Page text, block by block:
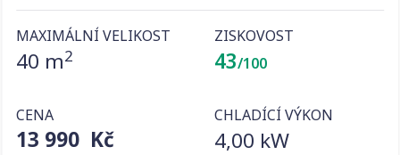
MAXIMÁLNÍ VELIKOST
40 m2
ZISKOVOST
43/100
CENA
13 990 Kč
CHLADÍCÍ VÝKON
4,00 kW